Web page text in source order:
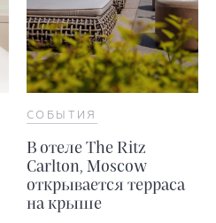
СОБЫТИЯ
В отеле The Ritz
Carlton, Moscow
открывается терраса
на крыше